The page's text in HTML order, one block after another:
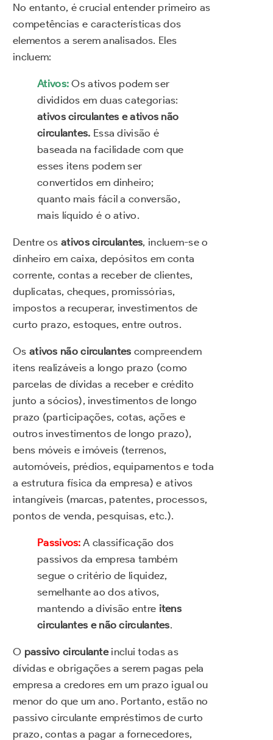
No entanto, é crucial entender primeiro as
competências e características dos
elementos a serem analisados. Eles
incluem:
Ativos: Os ativos podem ser
divididos em duas categorias:
ativos circulantes e ativos não
circulantes. Essa divisão é
baseada na facilidade com que
esses itens podem ser
convertidos em dinheiro;
quanto mais fácil a conversão,
mais líquido é o ativo.
Dentre os ativos circulantes, incluem-se o
dinheiro em caixa, depósitos em conta
corrente, contas a receber de clientes,
duplicatas, cheques, promissórias,
impostos a recuperar, investimentos de
curto prazo, estoques, entre outros.
Os ativos não circulantes compreendem
itens realizáveis a longo prazo (como
parcelas de dívidas a receber e crédito
junto a sócios), investimentos de longo
prazo (participações, cotas, ações e
outros investimentos de longo prazo),
bens móveis e imóveis (terrenos,
automóveis, prédios, equipamentos e toda
a estrutura física da empresa) e ativos
intangíveis (marcas, patentes, processos,
pontos de venda, pesquisas, etc.).
Passivos: A classificação dos
passivos da empresa também
segue o critério de liquidez,
semelhante ao dos ativos,
mantendo a divisão entre itens
circulantes e não circulantes.
O passivo circulanteinclui todas as
dívidas e obrigações a serem pagas pela
empresa a credores em um prazo igual ou
menor do que um ano. Portanto, estão no
passivo circulante empréstimos de curto
prazo, contas a pagar a fornecedores,